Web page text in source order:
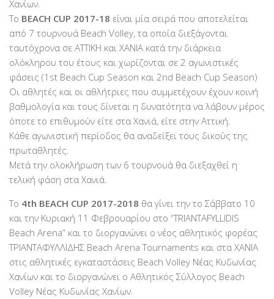
Χανίων.
To BEACH CUP 2017-18 είναι μία σειρά που αποτελείται
από 7 τουρνουά Beach Volley, τα οποία διεξάγονται
ταυτόχρονα σε ΑΤΤΙΚΗ και ΧΑΝΙΑ κατά την διάρκεια
ολόκληρου του έτους και χωρίζονται σε 2 αγωνιστικές
φάσεις (1st Beach Cup Season και 2nd Beach Cup Season)
Οι αθλητές και οι αθλήτριες που συμμετέχουν έχουν κοινή
βαθμολογία και τους δίνεται η δυνατότητα να λάβουν μέρος
όποτε το επιθυμούν είτε στα Χανιά, είτε στην Αττική.
Κάθε αγωνιστική περίοδος θα αναδείξει τους δικούς της
πρωταθλητές.
Μετά την ολοκλήρωση των 6 τουρνουά θα διεξαχθεί η
τελική φάση στα Χανιά.
Το 4th BEACH CUP 2017-2018 θα γίνει την το Σάββατο 10
και την Κυριακή 11 Φεβρουαρίου στο “ΤRIANTAFYLLIDIS
Beach Arena” και το διοργανώνει ο νέος αθλητικός φορέας
ΤΡΙΑΝΤΑΦΥΛΛΙΔΗΣ Beach Arena Tournaments και στα ΧΑΝΙΑ
στις αθλητικές εγκαταστάσεις Beach Volley Νέας Κυδωνίας
Χανίων και το διοργανώνει ο Αθλητικός Σύλλογος Beach
Volley Νέας Κυδωνίας Χανίων.